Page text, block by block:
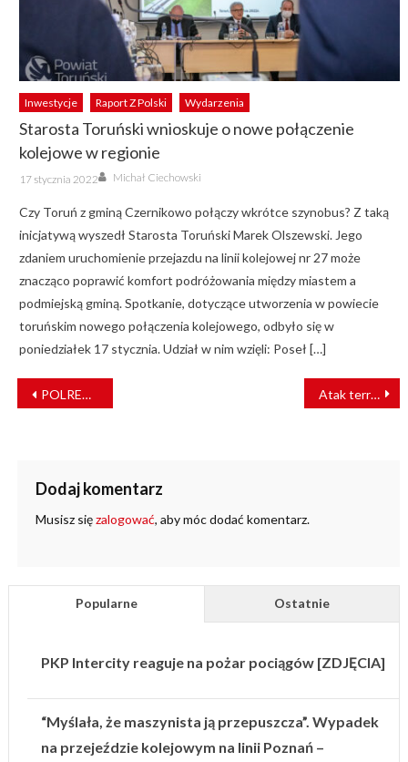
Inwestycje Raport Z Polski Wydarzenia
Starosta Toruński wnioskuje o nowe połączenie
kolejowe w regionie
Posted
on
17 stycznia 2022 Author
Michał Ciechowski
Czy Toruń z gminą Czernikowo połączy wkrótce szynobus? Z taką
inicjatywą wyszedł Starosta Toruński Marek Olszewski. Jego
zdaniem uruchomienie przejazdu na linii kolejowej nr 27 może
znacząco poprawić komfort podróżowania między miastem a
podmiejską gminą. Spotkanie, dotyczące utworzenia w powiecie
toruńskim nowego połączenia kolejowego, odbyło się w
poniedziałek 17 stycznia. Udział w nim wzięli: Poseł […]
NAWIGACJA
WPISU
POLREGIO zaprasza na wycieczkę do Łagowa Atak terrorystyczny w pociągu? Na miejscu kontrterroryści i SOK
Dodaj komentarz
Musisz sięzalogować, aby móc dodać komentarz.
Popularne Ostatnie
PKP Intercity reaguje na pożar pociągów [ZDJĘCIA]
“Myślała, że maszynista ją przepuszcza”. Wypadek
na przejeździe kolejowym na linii Poznań –